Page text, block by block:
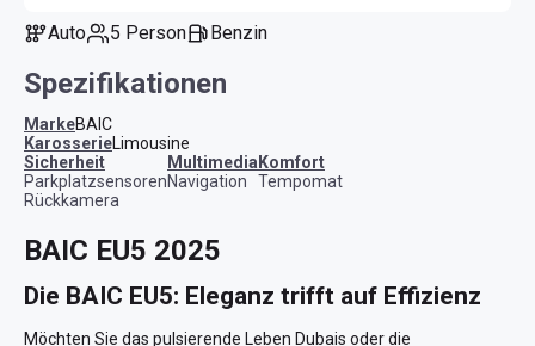
Auto 5 Person Benzin
Spezifikationen
MarkeBAIC
KarosserieLimousine
Sicherheit
Parkplatzsensoren
Rückkamera
Multimedia
Navigation
Komfort
Tempomat
BAIC EU5 2025
Die BAIC EU5: Eleganz trifft auf Effizienz
Möchten Sie das pulsierende Leben Dubais oder die